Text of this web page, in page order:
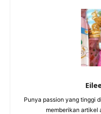
Punya passion yang tinggi
memberikan artikel